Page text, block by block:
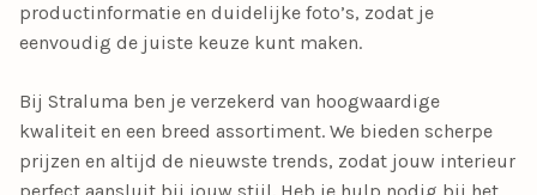
productinformatie en duidelijke foto’s, zodat je
eenvoudig de juiste keuze kunt maken.
Bij Straluma ben je verzekerd van hoogwaardige
kwaliteit en een breed assortiment. We bieden scherpe
prijzen en altijd de nieuwste trends, zodat jouw interieur